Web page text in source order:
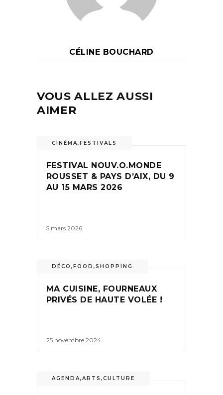
CÉLINE BOUCHARD
VOUS ALLEZ AUSSI
AIMER
CINÉMA, FESTIVALS
FESTIVAL NOUV.O.MONDE
ROUSSET & PAYS D’AIX, DU 9
AU 15 MARS 2026
5 mars 2026
DÉCO ,FOOD ,SHOPPING
MA CUISINE, FOURNEAUX
PRIVÉS DE HAUTE VOLÉE !
25 novembre 2024
AGENDA,ARTS ,CULTURE